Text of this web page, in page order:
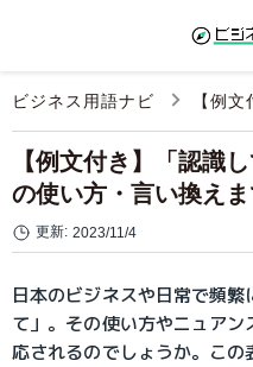
ビジネス用語ナビ 【例
【例文付き】「認識
の使い方・言い換え
更新: 2023/11/4
日本のビジネスや日常で頻
て」。その使い方やニュア
応されるのでしょうか。こ